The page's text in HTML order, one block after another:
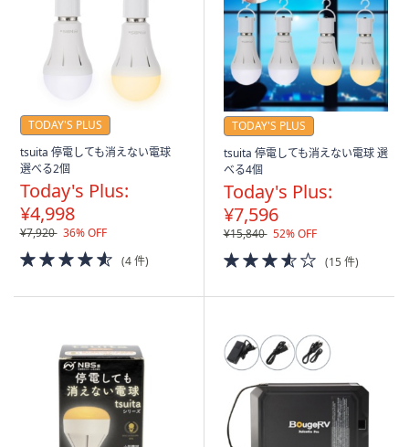
TODAY'S PLUS
tsuita 停電しても消えない電球
選べる2個
Today's Plus:
¥4,998
¥7,920 36% OFF
4.5
of
(4 件)
TODAY'S PLUS
tsuita 停電しても消えない電球 選
べる4個
Today's Plus:
¥7,596
¥15,840 52% OFF
3.5
of
(15 件)